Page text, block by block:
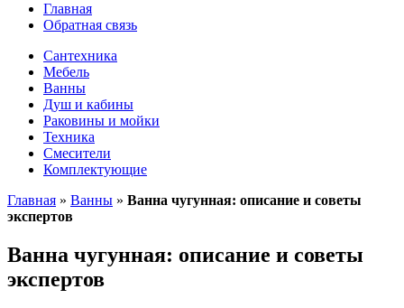
Главная
Обратная связь
Сантехника
Мебель
Ванны
Душ и кабины
Раковины и мойки
Техника
Смесители
Комплектующие
Главная » Ванны » Ванна чугунная: описание и советы
экспертов
Ванна чугунная: описание и советы
экспертов